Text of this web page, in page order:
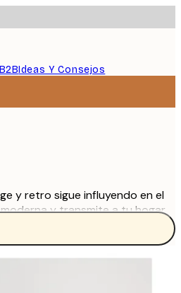
B2BIdeas Y Consejos
y retro sigue influyendo en el
y transmite a tu hogar